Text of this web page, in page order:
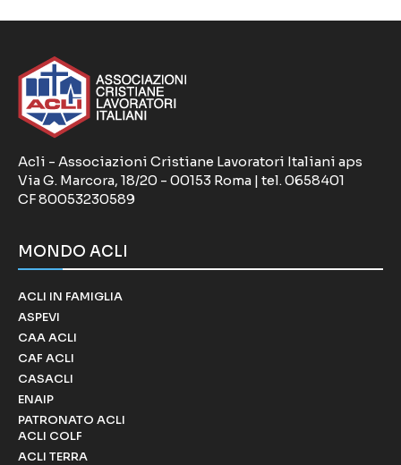
Acli - Associazioni Cristiane Lavoratori Italiani aps
Via G. Marcora, 18/20 - 00153 Roma | tel. 0658401
CF 80053230589
MONDO ACLI
ACLI IN FAMIGLIA
ASPEVI
CAA ACLI
CAF ACLI
CASACLI
ENAIP
PATRONATO ACLI
ACLI COLF
ACLI TERRA